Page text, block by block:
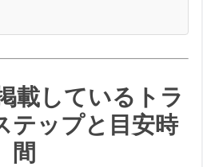
載しているトラ
テップと目安時
間